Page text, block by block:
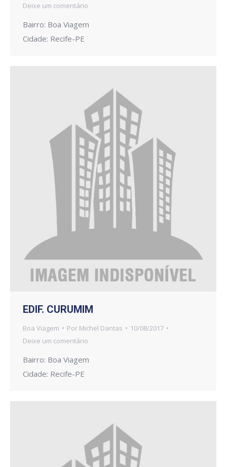
Deixe um comentário
Bairro: Boa Viagem
Cidade: Recife-PE
EDIF. CURUMIM
Boa Viagem Por Michel Dantas
10/08/2017
Deixe um comentário
Bairro: Boa Viagem
Cidade: Recife-PE